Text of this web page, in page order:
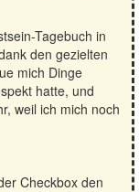
Tagebuch in
den gezielten
mich Dinge
hatte, und
weil ich mich noch
Checkbox den